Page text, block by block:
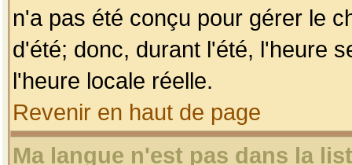
n'a pas été conçu pour gérer le
d'été; donc, durant l'été, l'heure
l'heure locale réelle.
Revenir en haut de page
Ma langue n'est pas dans la